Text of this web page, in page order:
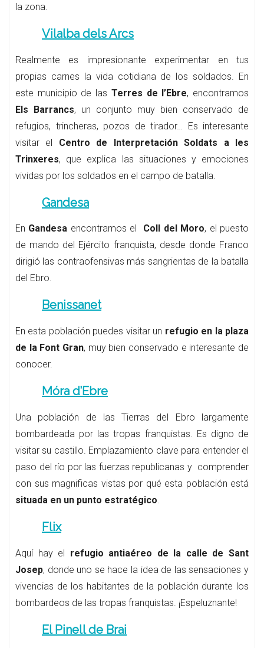
la zona.
Vilalba dels Arcs
Realmente es impresionante experimentar en tus
propias carnes la vida cotidiana de los soldados. En
este municipio de las Terres de l’Ebre, encontramos
Els Barrancs, un conjunto muy bien conservado de
refugios, trincheras, pozos de tirador… Es interesante
visitar el Centro de Interpretación Soldats a les
Trinxeres, que explica las situaciones y emociones
vividas por los soldados en el campo de batalla.
Gandesa
En Gandesa encontramos el Coll del Moro, el puesto
de mando del Ejército franquista, desde donde Franco
dirigió las contraofensivas más sangrientas de la batalla
del Ebro.
Benissanet
En esta población puedes visitar un refugio en la plaza
de la Font Gran, muy bien conservado e interesante de
conocer.
Móra d’Ebre
Una población de las Tierras del Ebro largamente
bombardeada por las tropas franquistas. Es digno de
visitar su castillo. Emplazamiento clave para entender el
paso del río por las fuerzas republicanas y comprender
con sus magnificas vistas por qué esta población está
situada en un punto estratégico.
Flix
Aquí hay el refugio antiaéreo de la calle de Sant
Josep, donde uno se hace la idea de las sensaciones y
vivencias de los habitantes de la población durante los
bombardeos de las tropas franquistas. ¡Espeluznante!
El Pinell de Brai